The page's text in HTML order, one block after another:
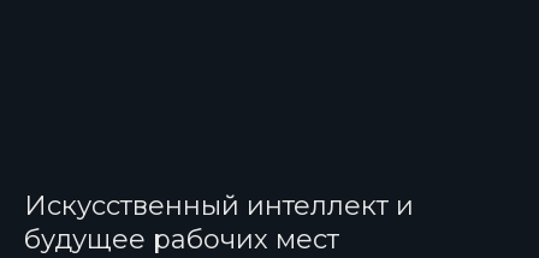
Искусственный интеллект и
будущее рабочих мест